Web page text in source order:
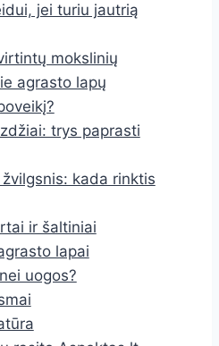
jei turiu jautrią
mokslinių
agrasto lapų
trys paprasti
kada rinktis
ir šaltiniai
lapai
uogos?